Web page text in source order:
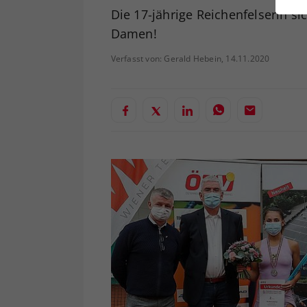
Die 17-jährige Reichenfelserin
Damen!
Verfasst von: Gerald Hebein, 14.11.2020